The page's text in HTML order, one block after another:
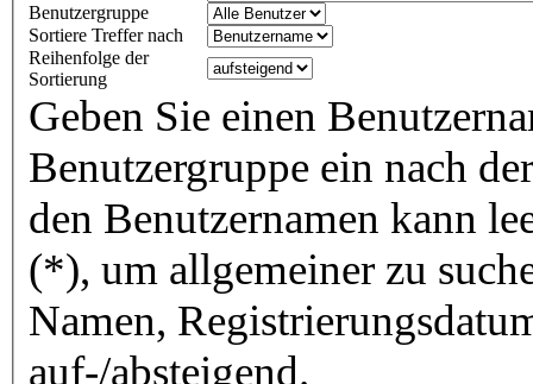
Benutzergruppe
Sortiere Treffer nach
Reihenfolge der
Sortierung
Geben Sie einen
Benutzergruppe ein nach
den Benutzernamen kann
(*), um allgemeiner zu
Namen,
auf-/absteigend.